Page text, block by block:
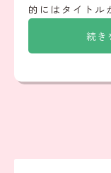
続き
的にはタイトル